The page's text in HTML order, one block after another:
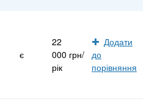
є
22
000 грн/
рік
Додати
до
порівняння